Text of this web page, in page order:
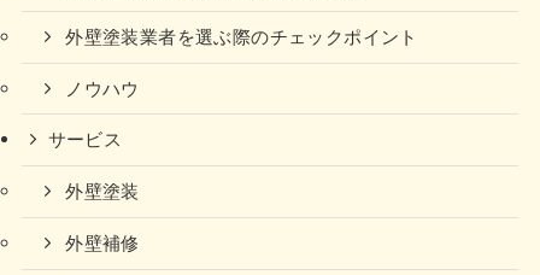
外壁塗装業者を選ぶ際のチェックポイント
ノウハウ
サービス
外壁塗装
外壁補修